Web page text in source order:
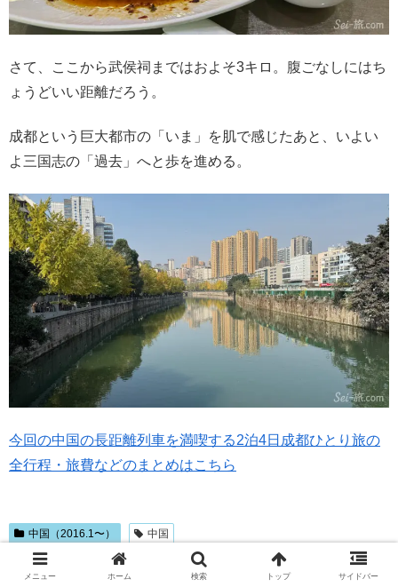
さて、ここから武侯祠まではおよそ3キロ。腹ごなしにはち
ょうどいい距離だろう。
成都という巨大都市の「いま」を肌で感じたあと、いよい
よ三国志の「過去」へと歩を進める。
今回の中国の長距離列車を満喫する2泊4日成都ひとり旅の
全行程・旅費などのまとめはこちら
中国（2016.1〜） 中国
メニュー ホーム 検索 トップ サイドバー